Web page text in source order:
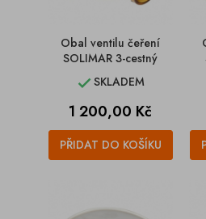
Obal ventilu čeření
SOLIMAR 3-cestný
SKLADEM
Cena
1 200,00 Kč
PŘIDAT DO KOŠÍKU